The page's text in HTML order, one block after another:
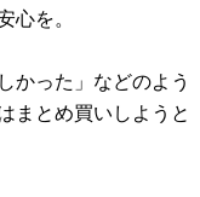
心を。
かった」などのよう
まとめ買いしようと